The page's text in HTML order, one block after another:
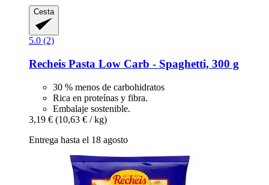
Cesta
5.0 (2)
Recheis Pasta Low Carb -​ Spaghetti, 300 g
30 % menos de carbohidratos
Rica en proteínas y fibra.
Embalaje sostenible.
3,19 € (10,63 € / kg)
Entrega hasta el 18 agosto